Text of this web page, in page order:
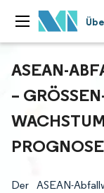
ASEAN-
–
ROGNOSE
Der ASEAN-